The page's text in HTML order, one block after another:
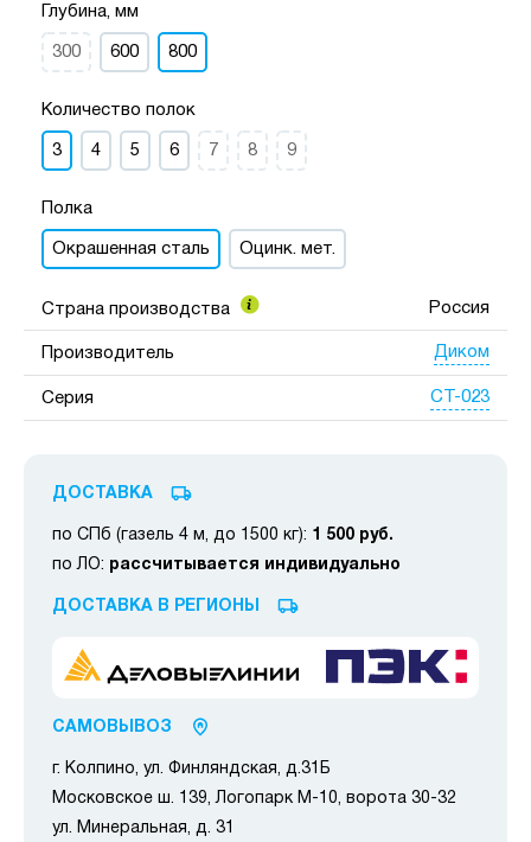
Глубина, мм
300 600 800
Количество полок
3 4 5 6 7 8 9
Полка
Окрашенная сталь Оцинк. мет.
Страна производства Россия
Производитель Диком
Серия СТ-023
ДОСТАВКА
по СПб (газель 4 м, до 1500 кг): 1 500 руб.
по ЛО: рассчитывается индивидуально
ДОСТАВКА В РЕГИОНЫ
САМОВЫВОЗ
г. Колпино, ул. Финляндская, д.31Б
Московское ш. 139, Логопарк М-10, ворота 30-32
ул. Минеральная, д. 31